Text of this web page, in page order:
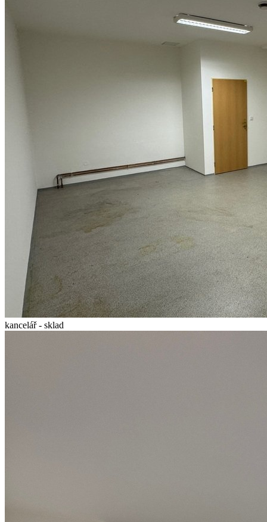
kancelář - sklad